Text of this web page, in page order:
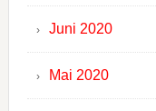
Juni 2020
Mai 2020